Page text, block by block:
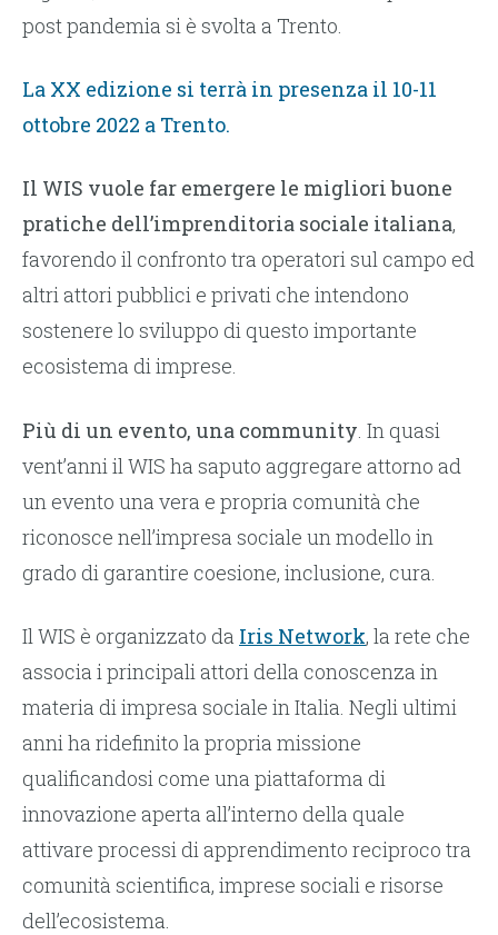
post pandemia si è svolta a Trento.
La XX edizione si terrà in presenza il 10-11
ottobre 2022 a Trento.
Il WIS vuole far emergere le migliori buone
pratiche dell’imprenditoria sociale italiana,
favorendo il confronto tra operatori sul campo ed
altri attori pubblici e privati che intendono
sostenere lo sviluppo di questo importante
ecosistema di imprese.
Più di un evento, una community . In quasi
vent’anni il WIS ha saputo aggregare attorno ad
un evento una vera e propria comunità che
riconosce nell’impresa sociale un modello in
grado di garantire coesione, inclusione, cura.
Il WIS è organizzato da Iris Network, la rete che
associa i principali attori della conoscenza in
materia di impresa sociale in Italia. Negli ultimi
anni ha ridefinito la propria missione
qualificandosi come una piattaforma di
innovazione aperta all’interno della quale
attivare processi di apprendimento reciproco tra
comunità scientifica, imprese sociali e risorse
dell’ecosistema.